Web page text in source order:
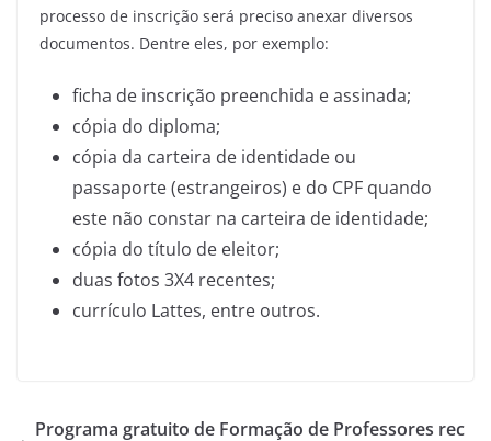
processo de inscrição será preciso anexar diversos
documentos. Dentre eles, por exemplo:
ficha de inscrição preenchida e assinada;
cópia do diploma;
cópia da carteira de identidade ou
passaporte (estrangeiros) e do CPF quando
este não constar na carteira de identidade;
cópia do título de eleitor;
duas fotos 3X4 recentes;
currículo Lattes, entre outros.
Programa gratuito de Formação de Professores rec